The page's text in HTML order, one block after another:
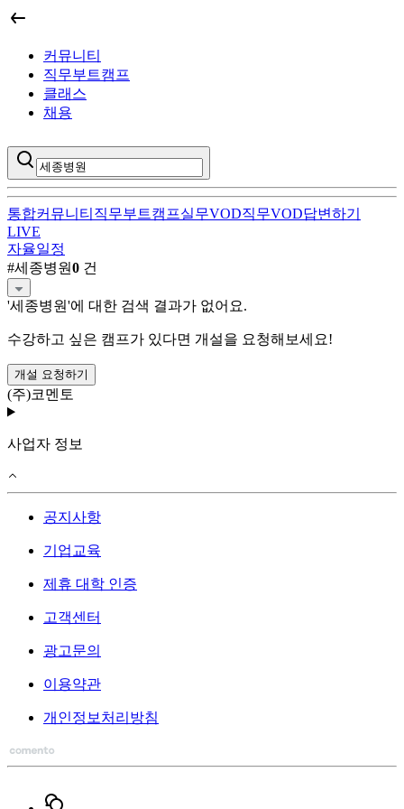
커뮤니티
직무부트캠프
클래스
채용
통합커뮤니티 직무부트캠프실무VOD직무VOD답변하기
세종병원
LIVE
자율일정
#세종병원0 건
'세종병원'에 대한 검색 결과가 없어요.
수강하고 싶은 캠프가 있다면 개설을 요청해보세요!
개설 요청하기
(주)코멘토
사업자 정보
공지사항
기업교육
제휴 대학 인증
고객센터
광고문의
이용약관
개인정보처리방침